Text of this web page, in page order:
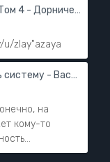
Пожиратель душ. Том 4 - Дорничев Дмитрий
u/zlay"azaya
S-T-I-K-S. Сломать систему - Василий Мушинский
на
кому-то